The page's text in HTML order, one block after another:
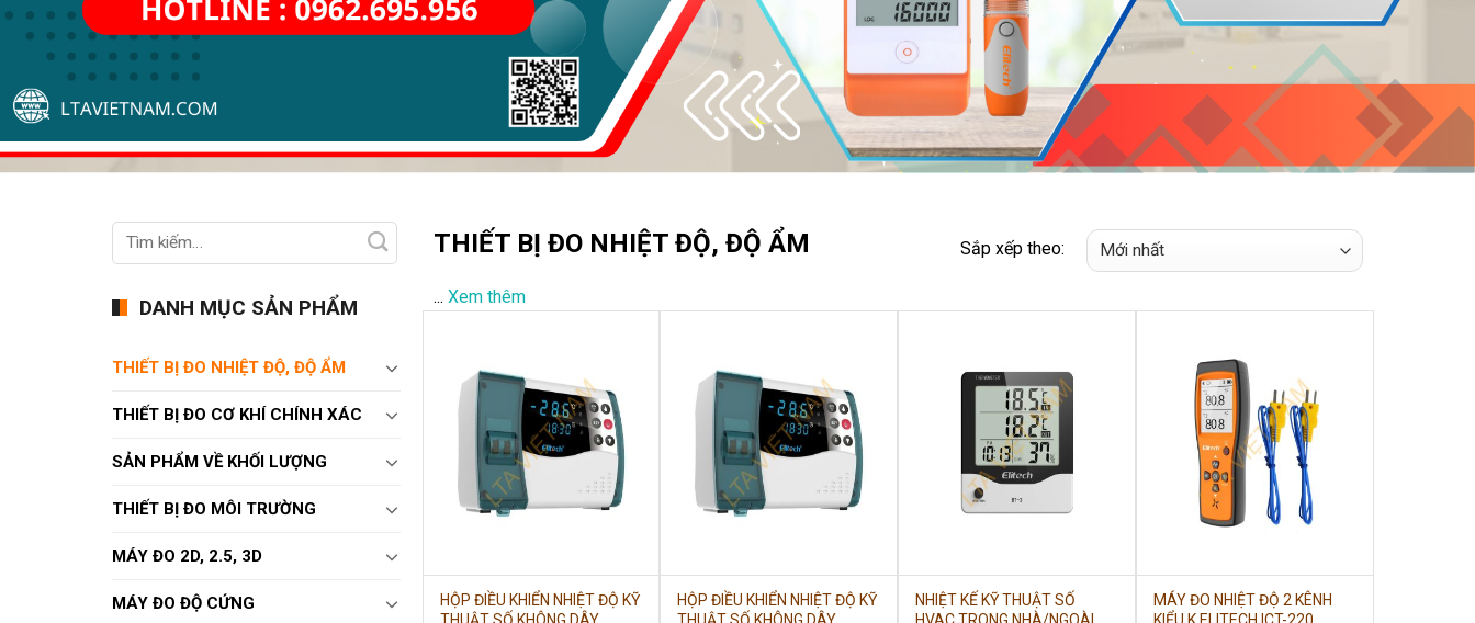
DANH MỤC SẢN PHẨM
THIẾT BỊ ĐO NHIỆT ĐỘ, ĐỘ ẨM
THIẾT BỊ ĐO CƠ KHÍ CHÍNH XÁC
SẢN PHẨM VỀ KHỐI LƯỢNG
THIẾT BỊ ĐO MÔI TRƯỜNG
MÁY ĐO 2D, 2.5, 3D
MÁY ĐO ĐỘ CỨNG
THIẾT BỊ ĐO NHIỆT ĐỘ, ĐỘ ẨM Sắp xếp theo:
... Xem thêm
HỘP ĐIỀU KHIỂN NHIỆT ĐỘ KỸ
HỘP ĐIỀU KHIỂN NHIỆT ĐỘ KỸ
NHIỆT KẾ KỸ THUẬT SỐ
MÁY ĐO NHIỆT ĐỘ 2 KÊNH